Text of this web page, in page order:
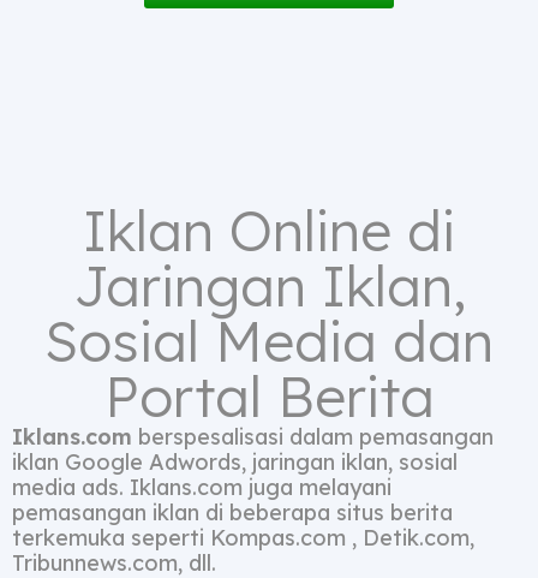
Iklan Online di
Jaringan Iklan,
Sosial Media dan
Portal Berita
Iklans.com berspesalisasi dalam pemasangan
iklan Google Adwords, jaringan iklan, sosial
media ads. Iklans.com juga melayani
pemasangan iklan di beberapa situs berita
terkemuka seperti Kompas.com , Detik.com,
Tribunnews.com, dll.